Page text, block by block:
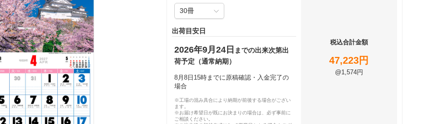
出荷目安日
2026年9月24日 までの出来次第出
荷予定（通常納期）
8月8日15時までに原稿確認・入金完了の
場合
※工場の混み具合により納期が前後する場合がござい
ます。
※お届け希望日が既にお決まりの場合は、必ず事前に
ご相談ください。
税込合計金額
47,223円
@1,574円